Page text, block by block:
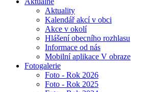
Aktuality
Kalendář akcí v obci
Akce v okolí
Hlášení obecního rozhlasu
Informace od nás
Mobilní aplikace V obraze
Fotogalerie
Foto - Rok 2026
Foto - Rok 2025